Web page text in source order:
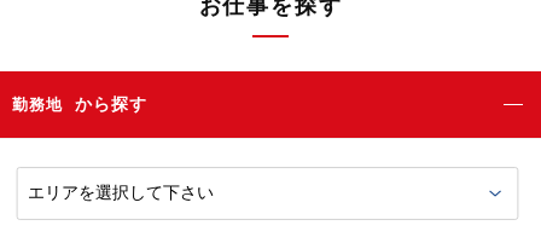
お仕事を探す
勤務地 から探す